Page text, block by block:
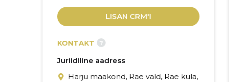
LISAN CRM'I
KONTAKT ?
Juriidiline aadress
Harju maakond, Rae vald, Rae küla,